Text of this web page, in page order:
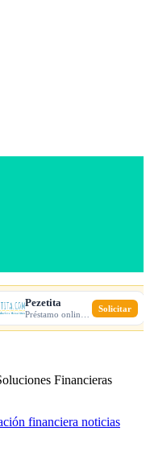
Pezetita Solicitar
Financieras
financiera noticias